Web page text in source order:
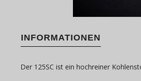
INFORMATIONEN
Der 125SC ist ein hochreiner